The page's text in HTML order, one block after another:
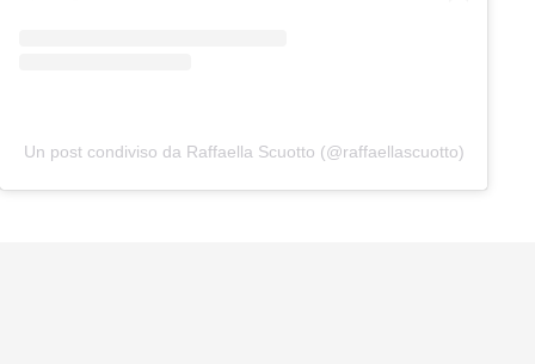
Un post condiviso da Raffaella Scuotto (@raffaellascuotto)